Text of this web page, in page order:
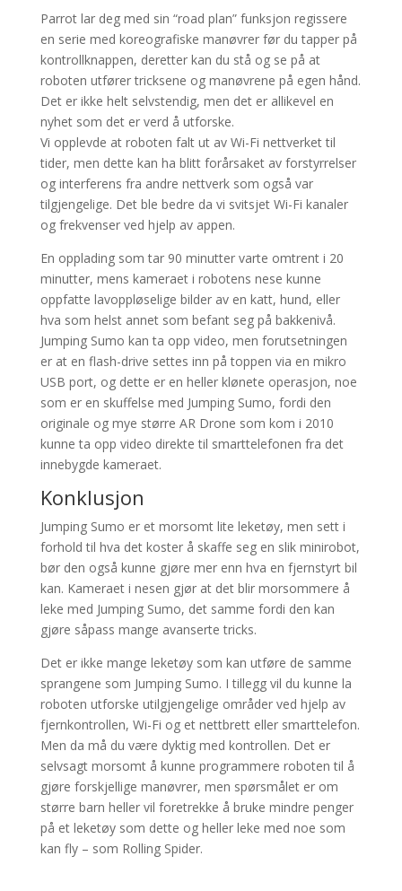
Parrot lar deg med sin “road plan” funksjon regissere
en serie med koreografiske manøvrer før du tapper på
kontrollknappen, deretter kan du stå og se på at
roboten utfører tricksene og manøvrene på egen hånd.
Det er ikke helt selvstendig, men det er allikevel en
nyhet som det er verd å utforske.
Vi opplevde at roboten falt ut av Wi-Fi nettverket til
tider, men dette kan ha blitt forårsaket av forstyrrelser
og interferens fra andre nettverk som også var
tilgjengelige. Det ble bedre da vi svitsjet Wi-Fi kanaler
og frekvenser ved hjelp av appen.
En opplading som tar 90 minutter varte omtrent i 20
minutter, mens kameraet i robotens nese kunne
oppfatte lavoppløselige bilder av en katt, hund, eller
hva som helst annet som befant seg på bakkenivå.
Jumping Sumo kan ta opp video, men forutsetningen
er at en flash-drive settes inn på toppen via en mikro
USB port, og dette er en heller klønete operasjon, noe
som er en skuffelse med Jumping Sumo, fordi den
originale og mye større AR Drone som kom i 2010
kunne ta opp video direkte til smarttelefonen fra det
innebygde kameraet.
Konklusjon
Jumping Sumo er et morsomt lite leketøy, men sett i
forhold til hva det koster å skaffe seg en slik minirobot,
bør den også kunne gjøre mer enn hva en fjernstyrt bil
kan. Kameraet i nesen gjør at det blir morsommere å
leke med Jumping Sumo, det samme fordi den kan
gjøre såpass mange avanserte tricks.
Det er ikke mange leketøy som kan utføre de samme
sprangene som Jumping Sumo. I tillegg vil du kunne la
roboten utforske utilgjengelige områder ved hjelp av
fjernkontrollen, Wi-Fi og et nettbrett eller smarttelefon.
Men da må du være dyktig med kontrollen. Det er
selvsagt morsomt å kunne programmere roboten til å
gjøre forskjellige manøvrer, men spørsmålet er om
større barn heller vil foretrekke å bruke mindre penger
på et leketøy som dette og heller leke med noe som
kan fly – som Rolling Spider.